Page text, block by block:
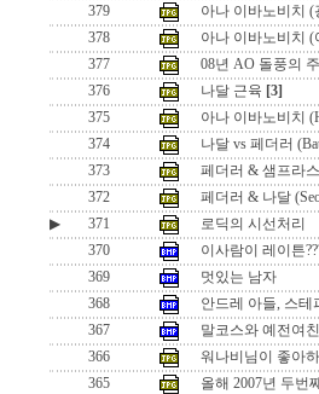
379
아나 이바노비치
378
아나 이바노비치 (
377
08년 AO 돌풍의
376
나달 근육 [3]
375
아나 이바노비치
374
나달 vs 페더러
373
페더러 & 샘프라
372
페더러 & 나달
▶
371
로딕의 시선처리
370
이사람이 레이튼
369
멋있는 남자
368
안드레 아들, 스테
367
말코스와 예전여친
366
워나비님이 좋아
365
올해 2007년 두번